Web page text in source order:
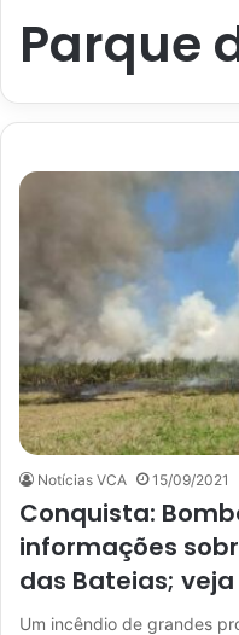
Parque
Notícias VCA 15/09/2021
Conquista:
informações
das Bateias;
Um incêndio de grandes